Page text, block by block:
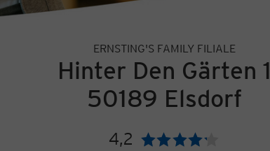
ERNSTING'S FAMILY FILIALE
Hinter Den Gärten 1
50189 Elsdorf
4,2 Bewertung: